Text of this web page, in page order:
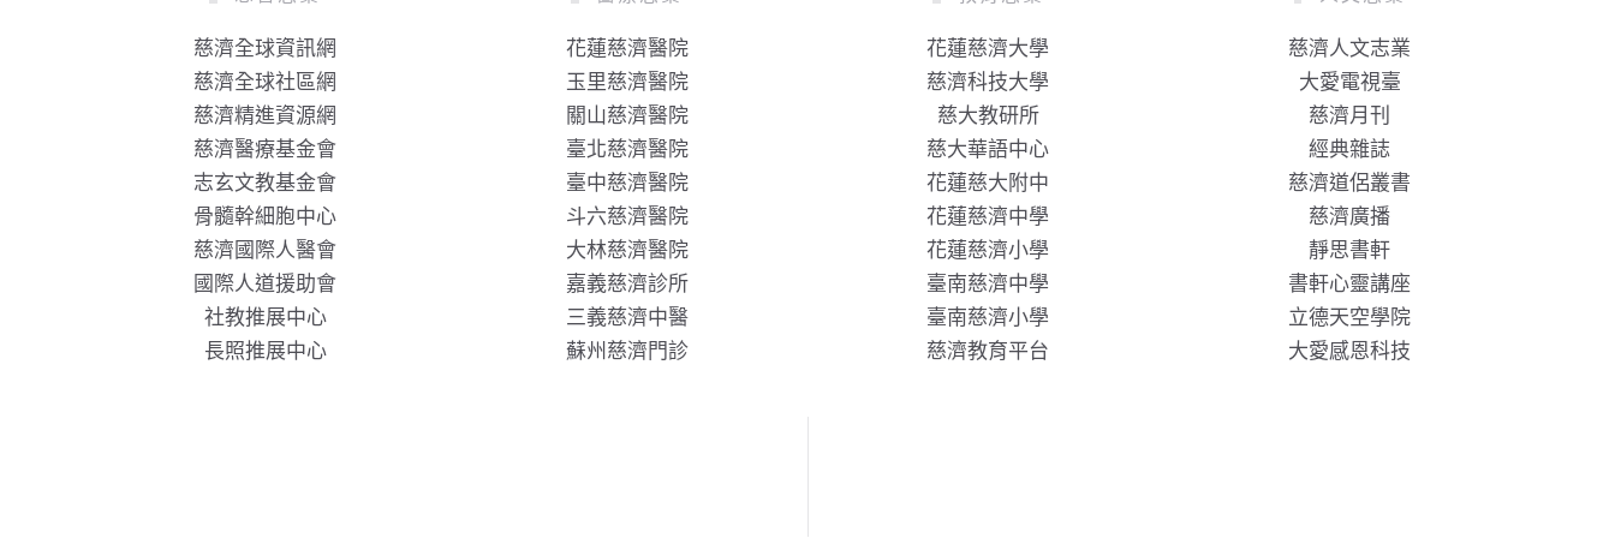
慈濟全球資訊網
慈濟全球社區網
慈濟精進資源網
慈濟醫療基金會
志玄文教基金會
骨髓幹細胞中心
慈濟國際人醫會
國際人道援助會
社教推展中心
長照推展中心
花蓮慈濟醫院
玉里慈濟醫院
關山慈濟醫院
臺北慈濟醫院
臺中慈濟醫院
斗六慈濟醫院
大林慈濟醫院
嘉義慈濟診所
三義慈濟中醫
蘇州慈濟門診
花蓮慈濟大學
慈濟科技大學
慈大教研所
慈大華語中心
花蓮慈大附中
花蓮慈濟中學
花蓮慈濟小學
臺南慈濟中學
臺南慈濟小學
慈濟教育平台
慈濟人文志業
大愛電視臺
慈濟月刊
經典雜誌
慈濟道侶叢書
慈濟廣播
靜思書軒
書軒心靈講座
立德天空學院
大愛感恩科技